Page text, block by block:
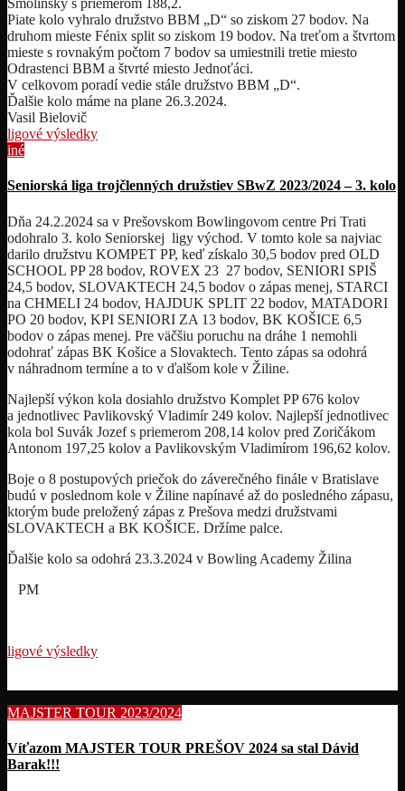
Smolinsky s priemerom 188,2.
Piate kolo vyhralo družstvo BBM „D“ so ziskom 27 bodov. Na
druhom mieste Fénix split so ziskom 19 bodov. Na treťom a štvrtom
mieste s rovnakým počtom 7 bodov sa umiestnili tretie miesto
Odrastenci BBM a štvrté miesto Jednoťáci.
V celkovom poradí vedie stále družstvo BBM „D“.
Ďalšie kolo máme na plane 26.3.2024.
Vasil Bielovič
ligové výsledky
iné
Seniorská liga trojčlenných družstiev SBwZ 2023/2024 – 3. kolo
Dňa 24.2.2024 sa v Prešovskom Bowlingovom centre Pri Trati
odohralo 3. kolo Seniorskej ligy východ. V tomto kole sa najviac
darilo družstvu KOMPET PP, keď získalo 30,5 bodov pred OLD
SCHOOL PP 28 bodov, ROVEX 23 27 bodov, SENIORI SPIŠ
24,5 bodov, SLOVAKTECH 24,5 bodov o zápas menej, STARCI
na CHMELI 24 bodov, HAJDUK SPLIT 22 bodov, MATADORI
PO 20 bodov, KPI SENIORI ZA 13 bodov, BK KOŠICE 6,5
bodov o zápas menej. Pre väčšiu poruchu na dráhe 1 nemohli
odohrať zápas BK Košice a Slovaktech. Tento zápas sa odohrá
v náhradnom termíne a to v ďalšom kole v Žiline.
Najlepší výkon kola dosiahlo družstvo Komplet PP 676 kolov
a jednotlivec Pavlikovský Vladimír 249 kolov. Najlepší jednotlivec
kola bol Suvák Jozef s priemerom 208,14 kolov pred Zoričákom
Antonom 197,25 kolov a Pavlikovským Vladimírom 196,62 kolov.
Boje o 8 postupových priečok do záverečného finále v Bratislave
budú v poslednom kole v Žiline napínavé až do posledného zápasu,
ktorým bude preložený zápas z Prešova medzi družstvami
SLOVAKTECH a BK KOŠICE. Držíme palce.
Ďalšie kolo sa odohrá 23.3.2024 v Bowling Academy Žilina
PM
ligové výsledky
MAJSTER TOUR 2023/2024
Víťazom MAJSTER TOUR PREŠOV 2024 sa stal Dávid
Barak!!!